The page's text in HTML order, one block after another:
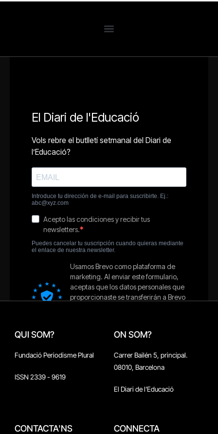
QUI SOM?
Fundació Periodisme Plural
ISSN 2339 - 9619
ON SOM?
Carrer Bailén 5, principal.
08010, Barcelona
El Diari de l'Educació
CONTACTA'NS CONNECTA